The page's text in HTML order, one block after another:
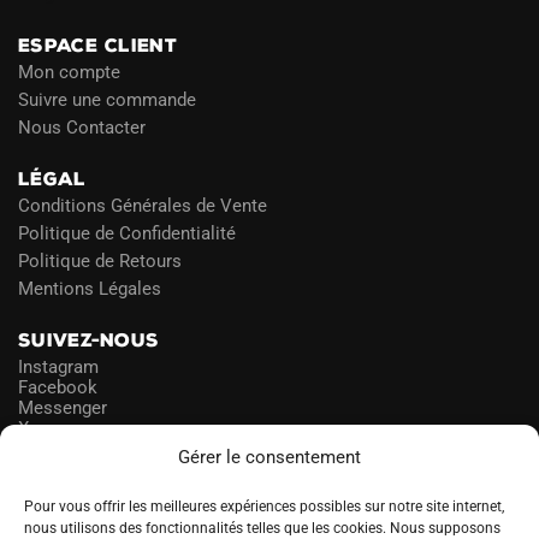
Gérer le consentement
Pour vous offrir les meilleures expériences possibles sur notre site internet,
nous utilisons des fonctionnalités telles que les cookies. Nous supposons
ESPACE CLIENT
Mon compte
Suivre une commande
Nous Contacter
LÉGAL
Conditions Générales de Vente
Politique de Confidentialité
Politique de Retours
Mentions Légales
SUIVEZ-NOUS
Instagram
Facebook
Messenger
X